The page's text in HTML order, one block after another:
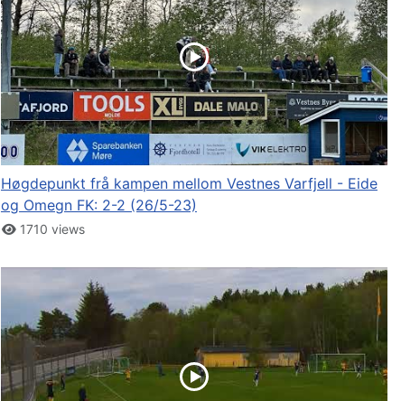
Høgdepunkt frå kampen mellom Vestnes Varfjell - Eide
og Omegn FK: 2-2 (26/5-23)
1710 views